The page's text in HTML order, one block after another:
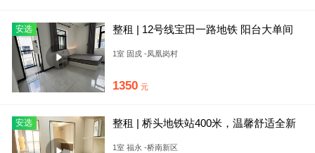
安选
整租 | 12号线宝田一路地铁 阳台大单间
1室 固戍 -凤凰岗村
1350 元
安选
整租 | 桥头地铁站400米，温馨舒适全新
1室 福永 -桥南新区